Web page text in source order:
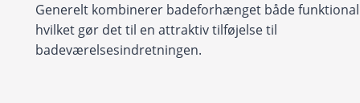
Generelt kombinerer badeforhænget både
hvilket gør det til en attraktiv tilføjelse til
badeværelsesindretningen.